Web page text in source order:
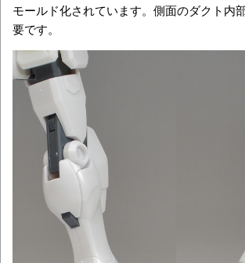
モールド化されています。側面のダクト内
要です。